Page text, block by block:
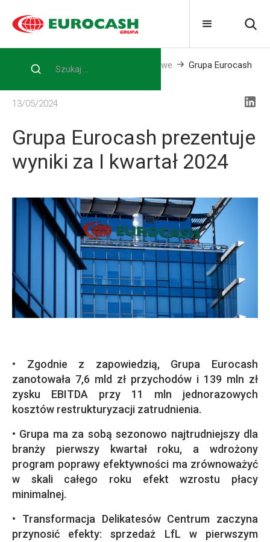
Home Media Informacje prasowe
Grupa Eurocash
13/05/2024
Grupa Eurocash prezentuje
wyniki za I kwartał 2024
• Zgodnie z zapowiedzią, Grupa Eurocash
zanotowała 7,6 mld zł przychodów i 139 mln zł
zysku EBITDA przy 11 mln jednorazowych
kosztów restrukturyzacji zatrudnienia.
• Grupa ma za sobą sezonowo najtrudniejszy dla
branży pierwszy kwartał roku, a wdrożony
program poprawy efektywności ma zrównoważyć
w skali całego roku efekt wzrostu płacy
minimalnej.
• Transformacja Delikatesów Centrum zaczyna
przynosić efekty: sprzedaż LfL w pierwszym